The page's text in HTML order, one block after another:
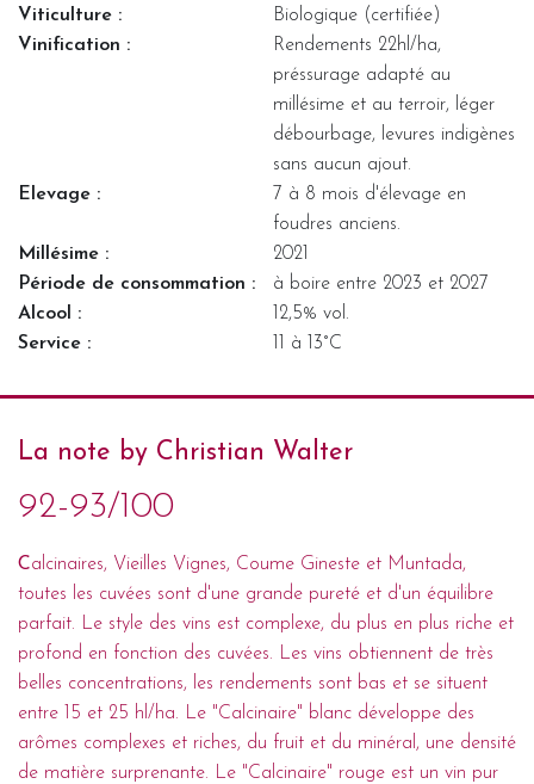
La note by Christian Walter
92-93/100
Calcinaires, Vieilles Vignes, Coume Gineste et Muntada,
toutes les cuvées sont d'une grande pureté et d'un équilibre
parfait. Le style des vins est complexe, du plus en plus riche et
profond en fonction des cuvées. Les vins obtiennent de très
belles concentrations, les rendements sont bas et se situent
entre 15 et 25 hl/ha. Le "Calcinaire" blanc développe des
arômes complexes et riches, du fruit et du minéral, une densité
de matière surprenante. Le "Calcinaire" rouge est un vin pur
Viticulture :
Biologique (certifiée)
Vinification :
Rendements 22hl/ha,
préssurage adapté au
millésime et au terroir, léger
débourbage, levures indigènes
sans aucun ajout.
Elevage :
7 à 8 mois d'élevage en
foudres anciens.
Millésime :
2021
Période de consommation :
à boire entre 2023 et 2027
Alcool :
12,5% vol.
Service :
11 à 13°C